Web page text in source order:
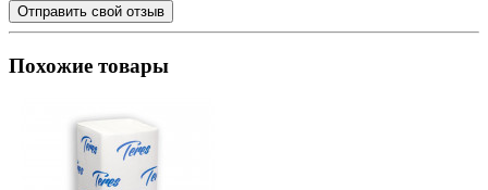
Отправить свой отзыв
Похожие товары